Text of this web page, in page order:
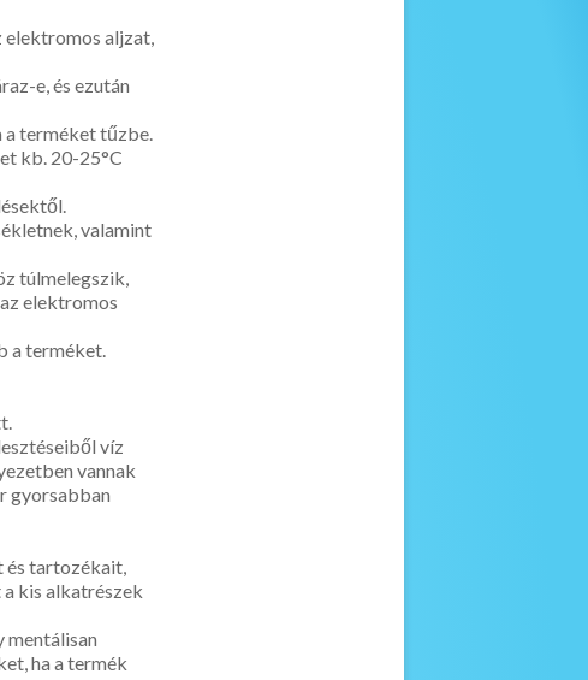
elektromos aljzat,
e, és ezután
terméket tűzbe.
kb. 20-25°C
valamint
túlmelegszik,
elektromos
a terméket.
víz
vannak
gyorsabban
és tartozékait,
kis alkatrészek
mentálisan
ha a termék